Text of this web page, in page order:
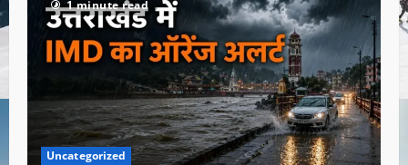
1 minute read
Uncategorized